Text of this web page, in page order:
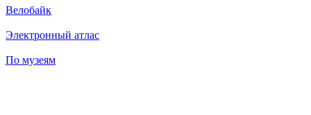
Велобайк
Электронный атлас
По музеям